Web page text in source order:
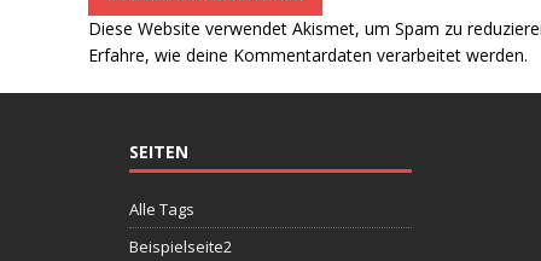
Diese Website verwendet Akismet, um Spam zu
Erfahre, wie deine Kommentardaten verarbeitet werden.
SEITEN
Alle Tags
Beispielseite2